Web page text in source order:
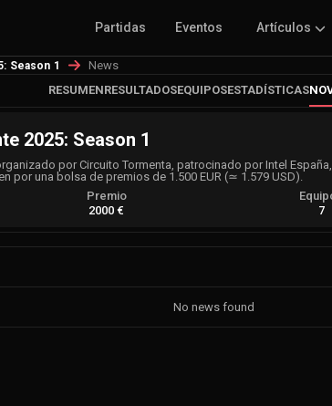
Partidas Eventos Artículos
Season 1
News
RESUMENRESULTADOSEQUIPOSESTADÍSTICAS
2025: Season 1
por Circuito Tormenta, patrocinado por Intel España,
por una bolsa de premios de 1.500 EUR (≃ 1.579 USD).
Premio
2000 €
7
No news found